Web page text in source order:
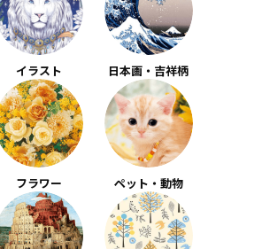
イラスト 日本画・吉祥柄
フラワー ペット・動物